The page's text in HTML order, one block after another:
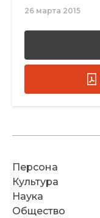
26 марта 2015
Персона
Культура
Наука
Общество